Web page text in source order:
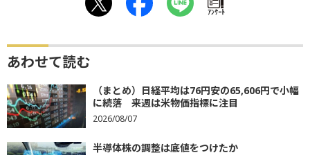
ｱﾝｹｰﾄ
あわせて読む
（まとめ）日経平均は76円安の65,606円で小幅
に続落 来週は米物価指標に注目
2026/08/07
半導体株の調整は底値をつけたか